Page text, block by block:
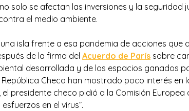
solo se afectan las inversiones y la seguridad
el medio ambiente.
isla frente a esa pandemia de acciones que
de la firma del Acuerdo de París sobre
desarrollada y de los espacios ganados
Checa han mostrado poco interés en
el presidente checo pidió a la Comisión Europea
en el virus”.